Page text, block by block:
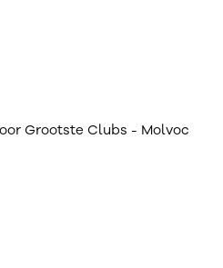
Grootste Clubs - Molvoc